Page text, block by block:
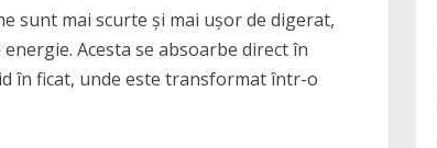
sunt mai scurte și mai ușor de digerat,
Acesta se absoarbe direct în
în ficat, unde este transformat într-o